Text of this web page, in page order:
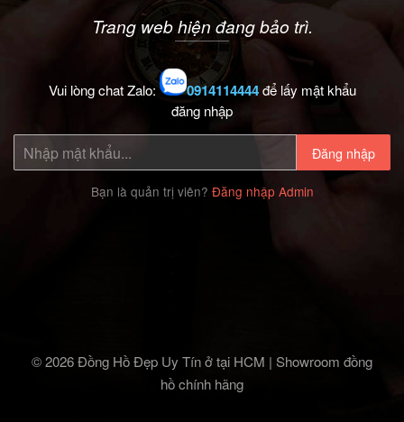
Trang web hiện đang bảo trì.
Vui lòng chat Zalo: 0914114444để lấy mật khẩu
đăng nhập
Đăng nhập
Bạn là quản trị viên? Đăng nhập Admin
© 2026 Đồng Hồ Đẹp Uy Tín ở tại HCM | Showroom đồng
hồ chính hãng‎